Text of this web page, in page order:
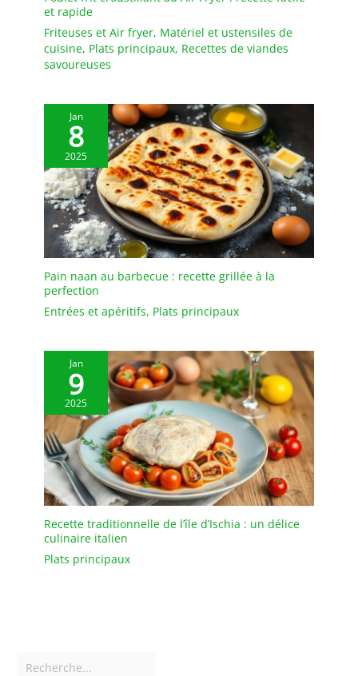
et rapide
Friteuses et Air fryer, Matériel et ustensiles de
cuisine, Plats principaux, Recettes de viandes
savoureuses
Jan
8
2025
Pain naan au barbecue : recette grillée à la
perfection
Entrées et apéritifs, Plats principaux
Jan
9
2025
Recette traditionnelle de l’île d’Ischia : un délice
culinaire italien
Plats principaux